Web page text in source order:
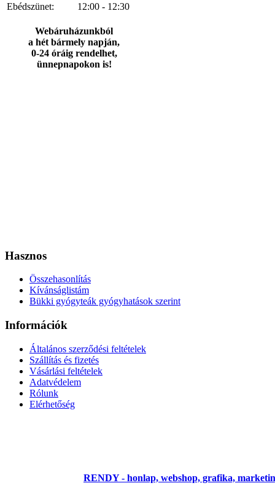
Ebédszünet: 12:00 - 12:30
Webáruházunkból
a hét bármely napján,
0-24 óráig rendelhet,
ünnepnapokon is!
Hasznos
Összehasonlítás
Kívánságlistám
Bükki gyógyteák gyógyhatások szerint
Információk
Általános szerződési feltételek
Szállítás és fizetés
Vásárlási feltételek
Adatvédelem
Rólunk
Elérhetőség
RENDY - honlap, webshop, grafika,